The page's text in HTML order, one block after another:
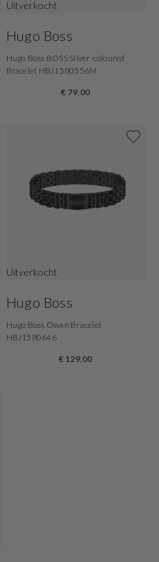
Uitverkocht
Hugo Boss
Hugo Boss BOSS Silver-coloured
Bracelet HBJ1580556M
€ 79,00
Uitverkocht
Hugo Boss
Hugo Boss Owan Bracelet
HBJ1580646
€ 129,00